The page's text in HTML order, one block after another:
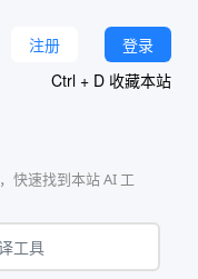
登录
注册
Ctrl + D 收藏本站
，快速找到本站 AI 工